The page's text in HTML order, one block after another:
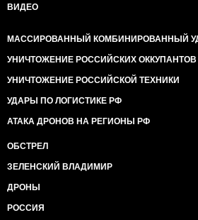
ВИДЕО
МАССИРОВАННЫЙ КОМБИНИРОВАННЫЙ
УНИЧТОЖЕНИЕ РОССИЙСКИХ ОККУПАНТОВ
УНИЧТОЖЕНИЕ РОССИЙСКОЙ ТЕХНИКИ
УДАРЫ ПО ЛОГИСТИКЕ РФ
АТАКА ДРОНОВ НА РЕГИОНЫ РФ
ОБСТРЕЛ
ЗЕЛЕНСКИЙ ВЛАДИМИР
ДРОНЫ
РОССИЯ